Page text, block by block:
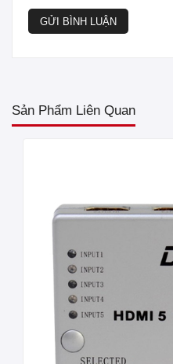
GỬI BÌNH LUẬN
Sản Phẩm Liên Quan